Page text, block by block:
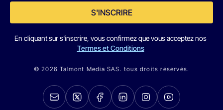
S'INSCRIRE
En cliquant sur s'inscrire, vous confirmez que vous acceptez nos
Termes et Conditions
© 2026 Talmont Media SAS. tous droits réservés.